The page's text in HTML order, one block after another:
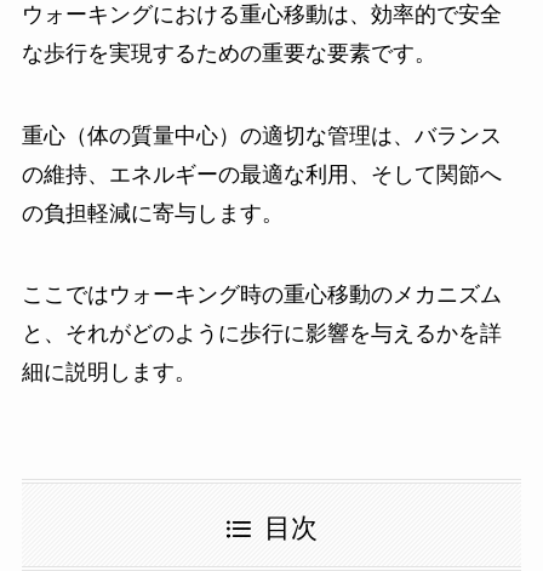
ウォーキングにおける重心移動は、効率的で安全
な歩行を実現するための重要な要素です。
重心（体の質量中心）の適切な管理は、バランス
の維持、エネルギーの最適な利用、そして関節へ
の負担軽減に寄与します。
ここではウォーキング時の重心移動のメカニズム
と、それがどのように歩行に影響を与えるかを詳
細に説明します。
目次